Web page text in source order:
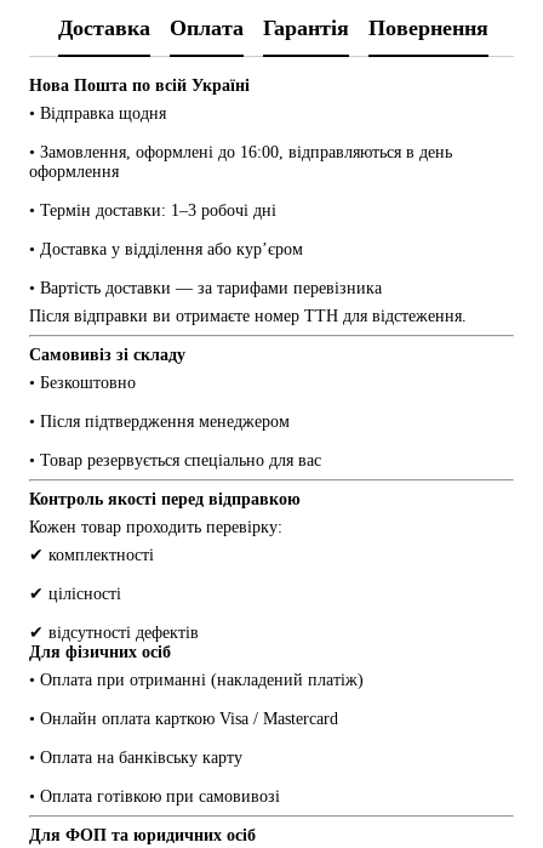
Доставка Оплата Гарантія Повернення
Нова Пошта по всій Україні
• Відправка щодня
• Замовлення, оформлені до 16:00, відправляються в день
оформлення
• Термін доставки: 1–3 робочі дні
• Доставка у відділення або кур’єром
• Вартість доставки — за тарифами перевізника
Після відправки ви отримаєте номер ТТН для відстеження.
Самовивіз зі складу
• Безкоштовно
• Після підтвердження менеджером
• Товар резервується спеціально для вас
Контроль якості перед відправкою
Кожен товар проходить перевірку:
✔ комплектності
✔ цілісності
✔ відсутності дефектів
Для фізичних осіб
• Оплата при отриманні (накладений платіж)
• Онлайн оплата карткою Visa / Mastercard
• Оплата на банківську карту
• Оплата готівкою при самовивозі
Для ФОП та юридичних осіб